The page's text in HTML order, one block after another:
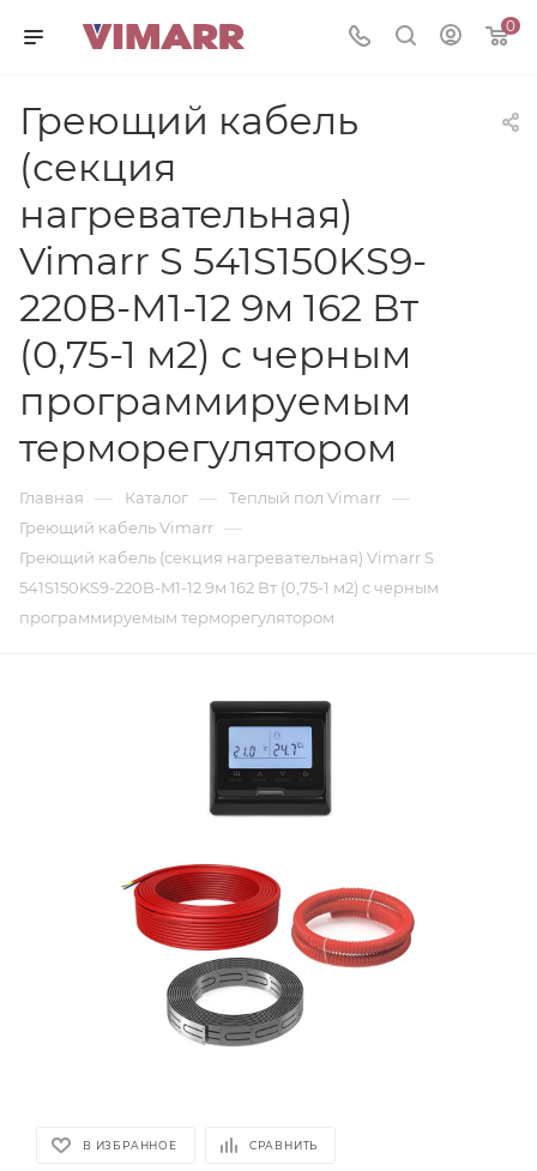
0
Греющий кабель
(секция
нагревательная)
Vimarr S 541S150KS9-
220B-M1-12 9м 162 Вт
(0,75-1 м2) с черным
программируемым
терморегулятором
Главная — Каталог — Теплый пол Vimarr —
Греющий кабель Vimarr —
Греющий кабель (секция нагревательная) Vimarr S
541S150KS9-220B-M1-12 9м 162 Вт (0,75-1 м2) с черным
программируемым терморегулятором
В ИЗБРАННОЕ СРАВНИТЬ